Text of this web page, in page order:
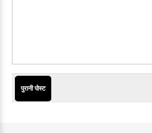
पुरानी पोस्ट